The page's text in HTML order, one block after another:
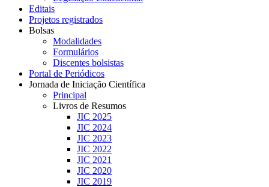
Editais
Projetos registrados
Bolsas
Modalidades
Formulários
Discentes bolsistas
Portal de Periódicos
Jornada de Iniciação Científica
Principal
Livros de Resumos
JIC 2025
JIC 2024
JIC 2023
JIC 2022
JIC 2021
JIC 2020
JIC 2019